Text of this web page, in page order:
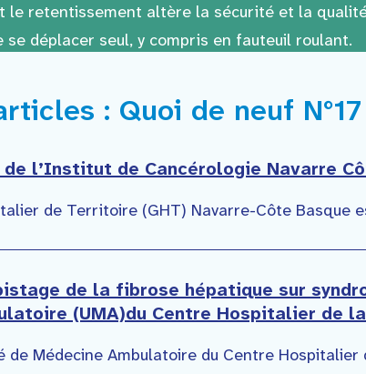
le retentissement altère la sécurité et la
se déplacer seul, y compris en fauteuil roulant.
: Quoi de neuf N°17
l’Institut de Cancérologie Navarre
de Territoire (GHT) Navarre-Côte Basque
de la fibrose hépatique sur
(UMA)du Centre Hospitalier de
de Médecine Ambulatoire du Centre Hospitalier